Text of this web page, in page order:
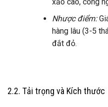
Nhược điểm:
hàng lâu (3-5
đắt đỏ.
2.2. Tải trọng và Kích thước